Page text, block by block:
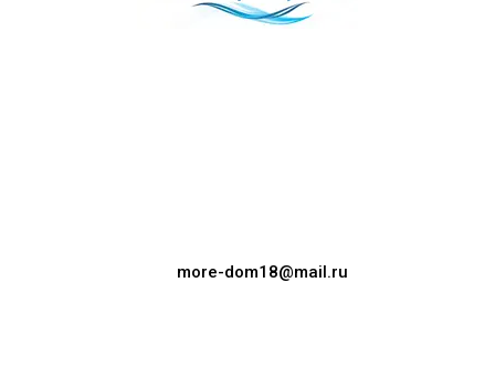
more-dom18@mail.ru